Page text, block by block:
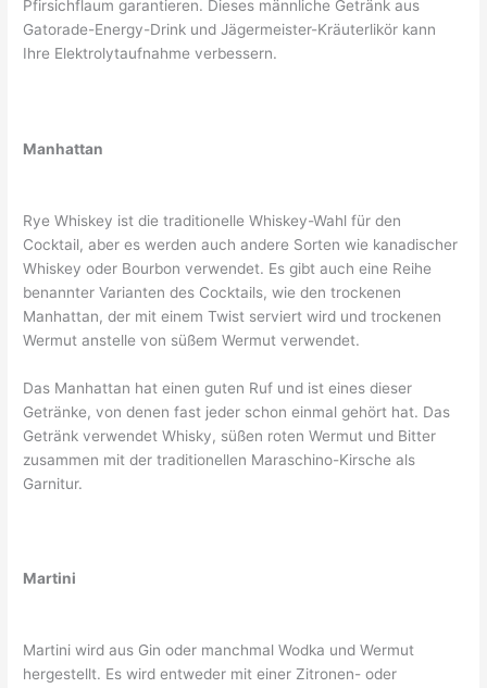
Pfirsichflaum garantieren. Dieses männliche Getränk aus
Gatorade-Energy-Drink und Jägermeister-Kräuterlikör kann
Ihre Elektrolytaufnahme verbessern.
Manhattan
Rye Whiskey ist die traditionelle Whiskey-Wahl für den
Cocktail, aber es werden auch andere Sorten wie kanadischer
Whiskey oder Bourbon verwendet. Es gibt auch eine Reihe
benannter Varianten des Cocktails, wie den trockenen
Manhattan, der mit einem Twist serviert wird und trockenen
Wermut anstelle von süßem Wermut verwendet.
Das Manhattan hat einen guten Ruf und ist eines dieser
Getränke, von denen fast jeder schon einmal gehört hat. Das
Getränk verwendet Whisky, süßen roten Wermut und Bitter
zusammen mit der traditionellen Maraschino-Kirsche als
Garnitur.
Martini
Martini wird aus Gin oder manchmal Wodka und Wermut
hergestellt. Es wird entweder mit einer Zitronen- oder